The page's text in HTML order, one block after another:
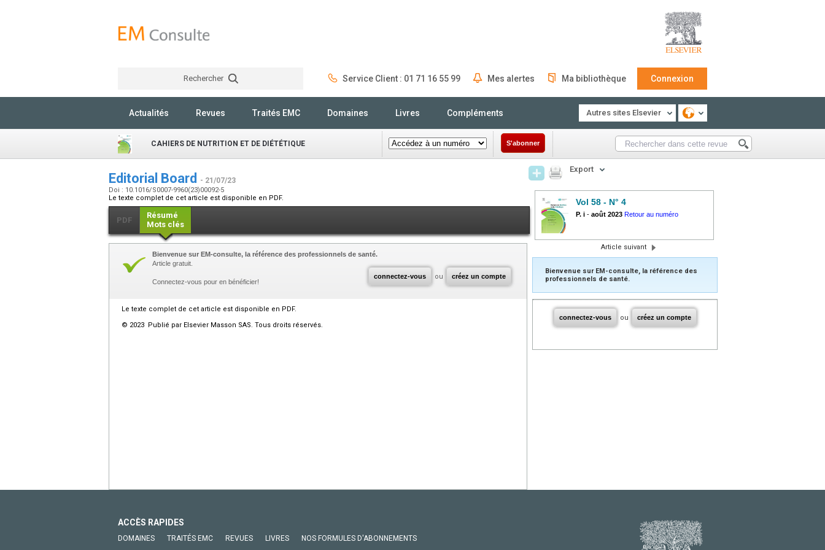
Rechercher Service Client : 01 71 16 55 99 Mes alertes Ma bibliothèque Connexion
Actualités Revues Traités EMC Domaines Livres Compléments Autres sites Elsevier
CAHIERS DE NUTRITION ET DE DIÉTÉTIQUE S'abonner
Editorial Board - 21/07/23
Doi : 10.1016/S0007-9960(23)00092-5
Le texte complet de cet article est disponible en PDF.
PDF
Résumé
Mots clés
connectez-vous ou créez un compte
Bienvenue sur EM-consulte, la référence des professionnels de santé.
Article gratuit.
Connectez-vous pour en bénéficier!
Le texte complet de cet article est disponible en PDF.
© 2023 Publié par Elsevier Masson SAS. Tous droits réservés.
Export
Vol 58 - N° 4
P. i - août 2023 Retour au numéro
Article suivant
Bienvenue sur EM-consulte, la référence des
professionnels de santé.
connectez-vous ou créez un compte
ACCÈS RAPIDES
DOMAINES TRAITÉS EMC REVUES LIVRES NOS FORMULES D'ABONNEMENTS